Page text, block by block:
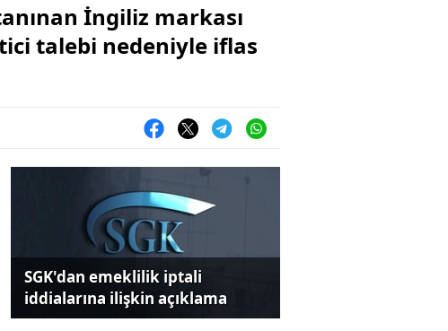
İngiliz markası
talebi nedeniyle iflas
SGK'dan emeklilik iptali
iddialarına ilişkin açıklama